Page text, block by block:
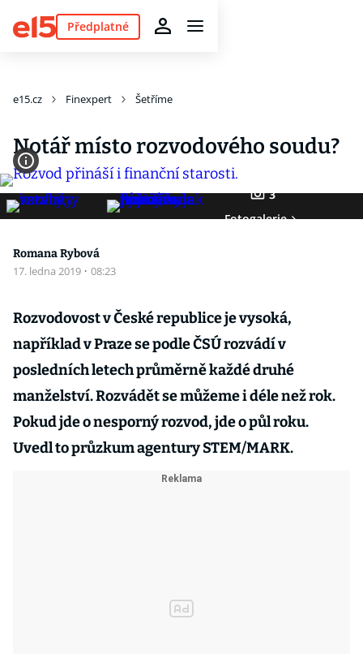
Předplatné
e15.cz Finexpert Šetříme
Notář místo rozvodového soudu?
3
Fotogalerie
Romana Rybová
17. ledna 2019 · 08:23
Rozvodovost v České republice je vysoká,
například v Praze se podle ČSÚ rozvádí v
posledních letech průměrně každé druhé
manželství. Rozvádět se můžeme i déle než rok.
Pokud jde o nesporný rozvod, jde o půl roku.
Uvedl to průzkum agentury STEM/MARK.